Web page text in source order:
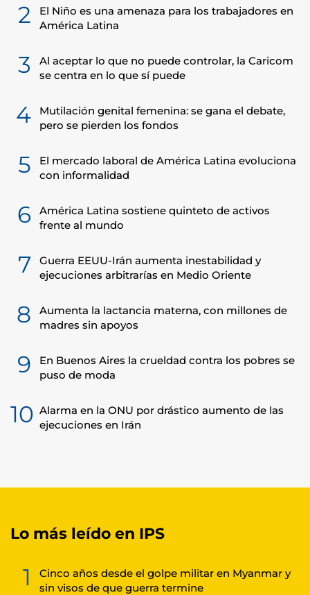
2
El Niño es una amenaza para los trabajadores en
América Latina
3
Al aceptar lo que no puede controlar, la Caricom
se centra en lo que sí puede
4
Mutilación genital femenina: se gana el debate,
pero se pierden los fondos
5
El mercado laboral de América Latina evoluciona
con informalidad
6
América Latina sostiene quinteto de activos
frente al mundo
7
Guerra EEUU-Irán aumenta inestabilidad y
ejecuciones arbitrarías en Medio Oriente
8
Aumenta la lactancia materna, con millones de
madres sin apoyos
9
En Buenos Aires la crueldad contra los pobres se
puso de moda
10 Alarma en la ONU por drástico aumento de las
ejecuciones en Irán
Lo más leído en IPS
1
Cinco años desde el golpe militar en Myanmar y
sin visos de que guerra termine